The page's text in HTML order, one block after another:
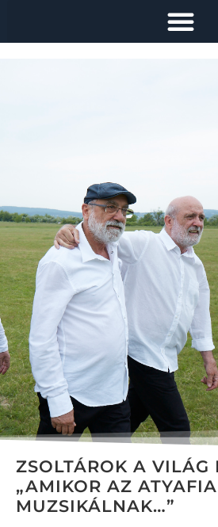
ZSOLTÁROK A VILÁG
„AMIKOR AZ
MUZSIKÁLNAK…”